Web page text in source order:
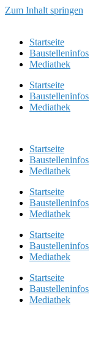
Zum Inhalt springen
Startseite
Baustelleninfos
Mediathek
Startseite
Baustelleninfos
Mediathek
Startseite
Baustelleninfos
Mediathek
Startseite
Baustelleninfos
Mediathek
Startseite
Baustelleninfos
Mediathek
Startseite
Baustelleninfos
Mediathek